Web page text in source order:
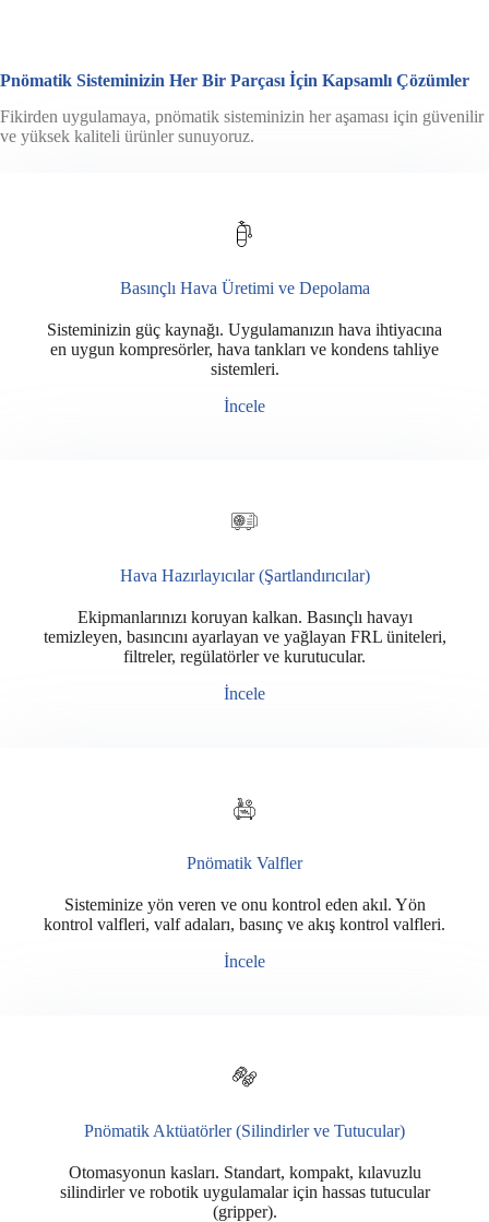
Pnömatik Sisteminizin Her Bir Parçası İçin Kapsamlı Çözümler
Fikirden uygulamaya, pnömatik sisteminizin her aşaması için güvenilir
ve yüksek kaliteli ürünler sunuyoruz.
Basınçlı Hava Üretimi ve Depolama
Sisteminizin güç kaynağı. Uygulamanızın hava ihtiyacına
en uygun kompresörler, hava tankları ve kondens tahliye
sistemleri.
İncele
Hava Hazırlayıcılar (Şartlandırıcılar)
Ekipmanlarınızı koruyan kalkan. Basınçlı havayı
temizleyen, basıncını ayarlayan ve yağlayan FRL üniteleri,
filtreler, regülatörler ve kurutucular.
İncele
Pnömatik Valfler
Sisteminize yön veren ve onu kontrol eden akıl. Yön
kontrol valfleri, valf adaları, basınç ve akış kontrol valfleri.
İncele
Pnömatik Aktüatörler (Silindirler ve Tutucular)
Otomasyonun kasları. Standart, kompakt, kılavuzlu
silindirler ve robotik uygulamalar için hassas tutucular
(gripper).